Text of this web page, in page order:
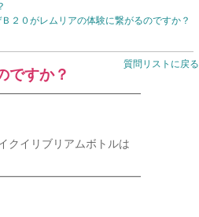
２０がレムリアの体験に繋がるのですか？
質問リストに戻る
ですか？
クイリブリアムボトルは